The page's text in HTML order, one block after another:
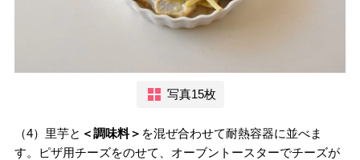
写真15枚
（4）里芋と ＜調味料＞ を混ぜ合わせて耐熱容器に並べま
す。ピザ用チーズをのせて、オーブントースターでチーズが